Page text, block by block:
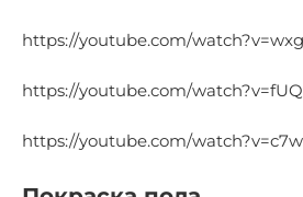
https://youtube.com/
https://youtube.com/
https://youtube.com/